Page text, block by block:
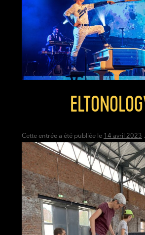
Cette entrée a été publiée le 14 avril 2023 .